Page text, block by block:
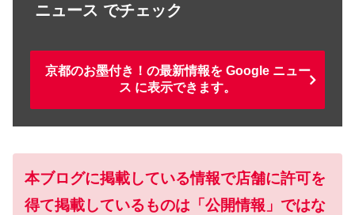
ニュース でチェック
京都のお墨付き！の最新情報を Google ニュー
ス に表示できます。
本ブログに掲載している情報で店舗に許可を
得て掲載しているものは「公開情報」ではな